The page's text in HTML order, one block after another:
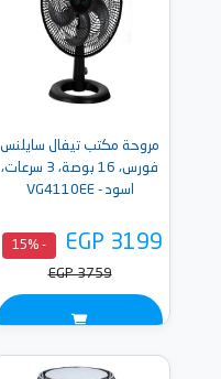
مروحة مكتب تيفال سايلنس
فورس، 16 بوصة، 3 سرعات،
اسود - VG4110EE
EGP 3199
- 15%
EGP 3759